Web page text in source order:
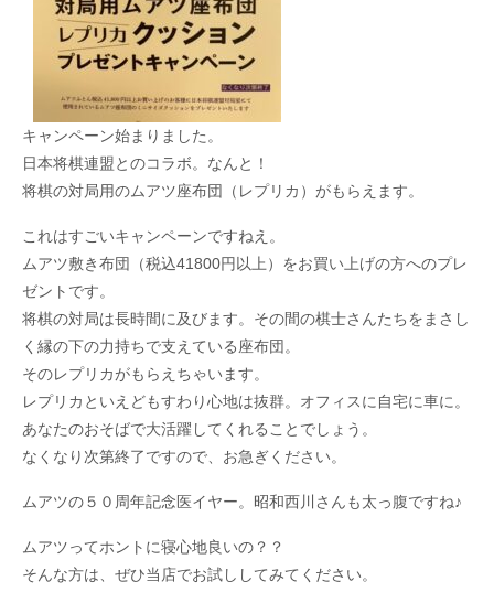
キャンペーン始まりました。
日本将棋連盟とのコラボ。なんと！
将棋の対局用のムアツ座布団（レプリカ）がもらえます。
これはすごいキャンペーンですねえ。
ムアツ敷き布団（税込41800円以上）をお買い上げの方へのプレ
ゼントです。
将棋の対局は長時間に及びます。その間の棋士さんたちをまさし
く縁の下の力持ちで支えている座布団。
そのレプリカがもらえちゃいます。
レプリカといえどもすわり心地は抜群。オフィスに自宅に車に。
あなたのおそばで大活躍してくれることでしょう。
なくなり次第終了ですので、お急ぎください。
ムアツの５０周年記念医イヤー。昭和西川さんも太っ腹ですね♪
ムアツってホントに寝心地良いの？？
そんな方は、ぜひ当店でお試ししてみてください。